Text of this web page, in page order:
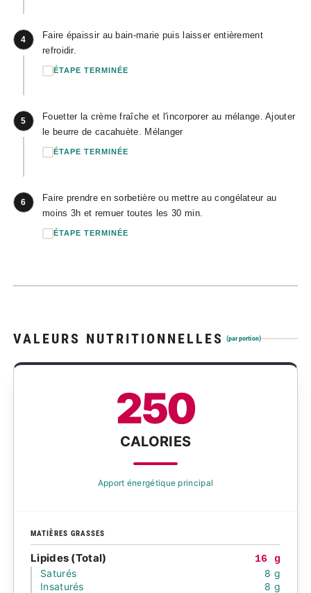
4
Faire épaissir au bain-marie puis laisser entièrement
refroidir.
ÉTAPE TERMINÉE
5
Fouetter la crème fraîche et l'incorporer au mélange. Ajouter
le beurre de cacahuète. Mélanger
ÉTAPE TERMINÉE
6
Faire prendre en sorbetière ou mettre au congélateur au
moins 3h et remuer toutes les 30 min.
ÉTAPE TERMINÉE
VALEURS NUTRITIONNELLES (par portion)
250
CALORIES
Apport énergétique principal
MATIÈRES GRASSES
Lipides (Total)
16 g
Saturés
8 g
Insaturés
8 g